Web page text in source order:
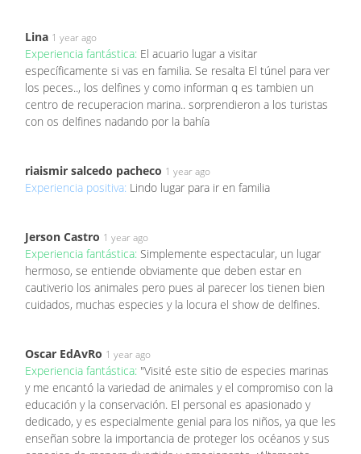
Lina 1 year ago
Experiencia fantástica: El acuario lugar a visitar
específicamente si vas en familia. Se resalta El túnel para ver
los peces.., los delfines y como informan q es tambien un
centro de recuperacion marina.. sorprendieron a los turistas
con os delfines nadando por la bahía
riaismir salcedo pacheco 1 year ago
Experiencia positiva: Lindo lugar para ir en familia
Jerson Castro 1 year ago
Experiencia fantástica: Simplemente espectacular, un lugar
hermoso, se entiende obviamente que deben estar en
cautiverio los animales pero pues al parecer los tienen bien
cuidados, muchas especies y la locura el show de delfines.
Oscar EdAvRo 1 year ago
Experiencia fantástica: "Visité este sitio de especies marinas
y me encantó la variedad de animales y el compromiso con la
educación y la conservación. El personal es apasionado y
dedicado, y es especialmente genial para los niños, ya que les
enseñan sobre la importancia de proteger los océanos y sus